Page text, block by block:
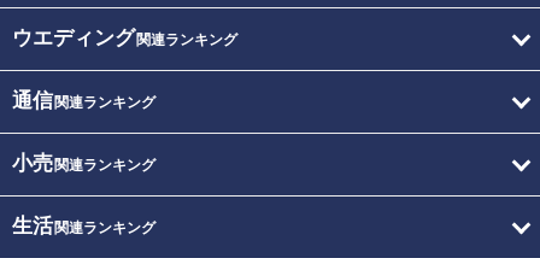
ウエディング関連ランキング
通信関連ランキング
小売関連ランキング
生活関連ランキング